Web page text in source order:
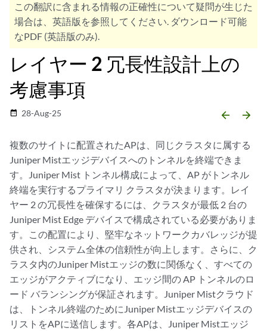
この翻訳に含まれる情報の正確性について疑問が生じた
場合は、英語版を参照してください. ダウンロード可能
なPDF (英語版のみ).
レイヤー 2 冗長性設計上の
考慮事項
date_range 28-Aug-25 arrow_backward arrow_forward
複数のサイトに配置されたAPは、同じクラスタに属する
Juniper Mistエッジデバイスへのトンネルを終端できま
す。Juniper Mist トンネル構成によって、AP がトンネル
終端を実行するプライマリ クラスタが決まります。レイ
ヤー 2 の冗長性を確保するには、クラスタが最低 2 台の
Juniper Mist Edge デバイスで構成されている必要がありま
す。この配置により、堅牢なネットワークカバレッジが提
供され、システム全体の信頼性が向上します。さらに、ク
ラスタ内のJuniper Mistエッジの数に関係なく、すべての
エッジがアクティブになり、エッジ間の AP トンネルのロ
ード バランシングが保証されます。Juniper Mistクラウド
は、トンネル終端のためにJuniper Mistエッジデバイスの
リストをAPに送信します。各APは、Juniper Mistエッジ